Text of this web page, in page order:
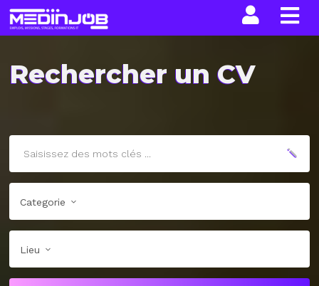
Rechercher un CV
Categorie
Lieu